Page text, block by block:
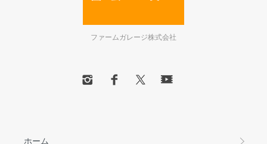
ファームガレージ株式会社
ホーム